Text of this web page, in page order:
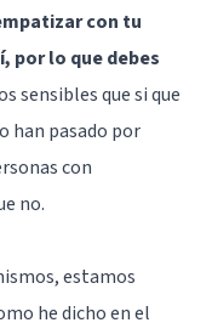
con tu
por lo que debes
sensibles que si que
han pasado por
con
no.
estamos
he dicho en el